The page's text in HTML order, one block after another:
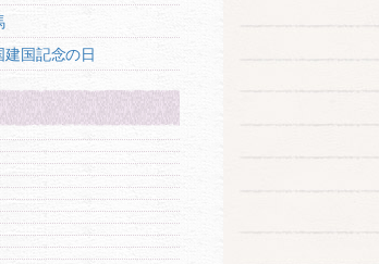
建国記念の日